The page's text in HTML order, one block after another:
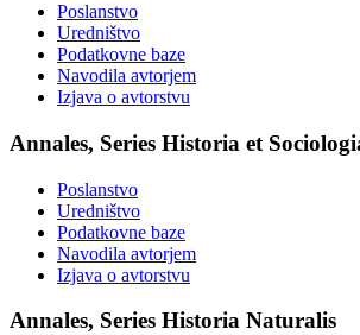
Poslanstvo
Uredništvo
Podatkovne baze
Navodila avtorjem
Izjava o avtorstvu
Annales, Series Historia et
Poslanstvo
Uredništvo
Podatkovne baze
Navodila avtorjem
Izjava o avtorstvu
Annales, Series Historia Naturalis